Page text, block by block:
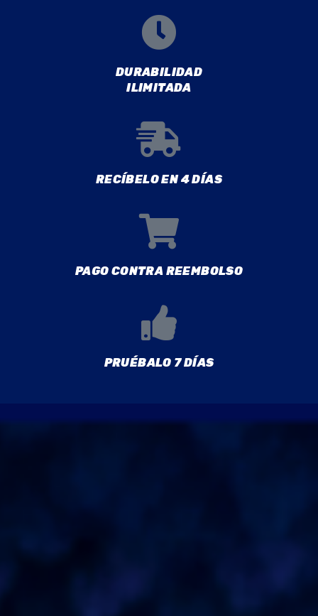
DURABILIDAD
ILIMITADA
RECÍBELO EN 4 DÍAS
PAGO CONTRA REEMBOLSO
PRUÉBALO 7 DÍAS